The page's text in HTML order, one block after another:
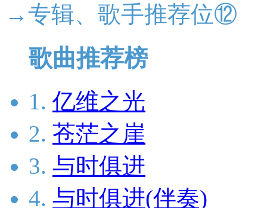
→专辑、歌手推荐位⑫
歌曲推荐榜
1. 亿维之光
2. 苍茫之崖
3. 与时俱进
4. 与时俱进(伴奏)